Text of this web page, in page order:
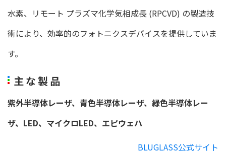
水素、リモート プラズマ化学気相成長 (RPCVD) の製造技
術により、効率的のフォトニクスデバイスを提供していま
す。
主な製品
紫外半導体レーザ、青色半導体レーザ、緑色半導体レー
ザ、LED、マイクロLED、エピウェハ
BLUGLASS公式サイト